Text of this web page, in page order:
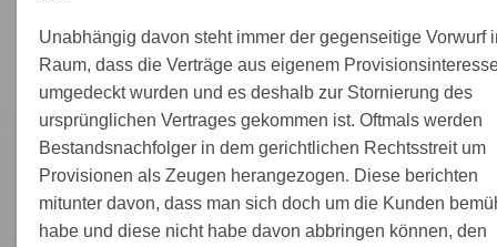
Unabhängig davon steht immer der gegenseitige Vorwurf
Raum, dass die Verträge aus eigenem
umgedeckt wurden und es deshalb zur Stornierung des
ursprünglichen Vertrages gekommen ist. Oftmals werden
Bestandsnachfolger in dem gerichtlichen Rechtsstreit um
Provisionen als Zeugen herangezogen. Diese berichten
mitunter davon, dass man sich doch um die Kunden
habe und diese nicht habe davon abbringen können, den